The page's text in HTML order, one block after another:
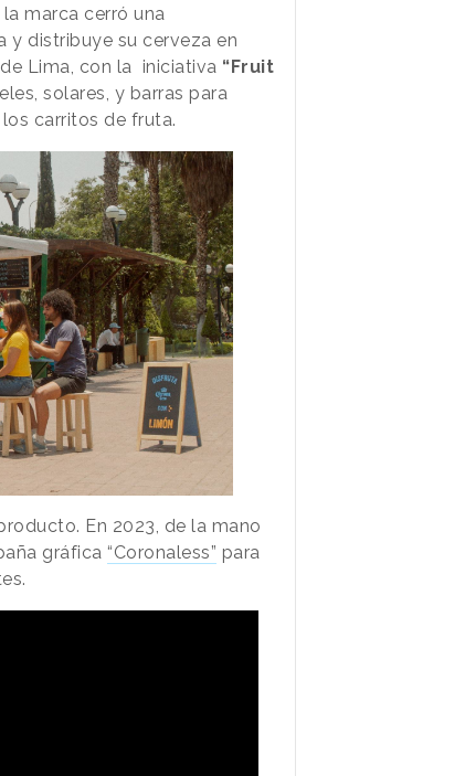
marca cerró una
y distribuye su cerveza en
Lima, con la iniciativa “Fruit
solares, y barras para
carritos de fruta.
En 2023, de la mano
gráfica “Coronaless” para